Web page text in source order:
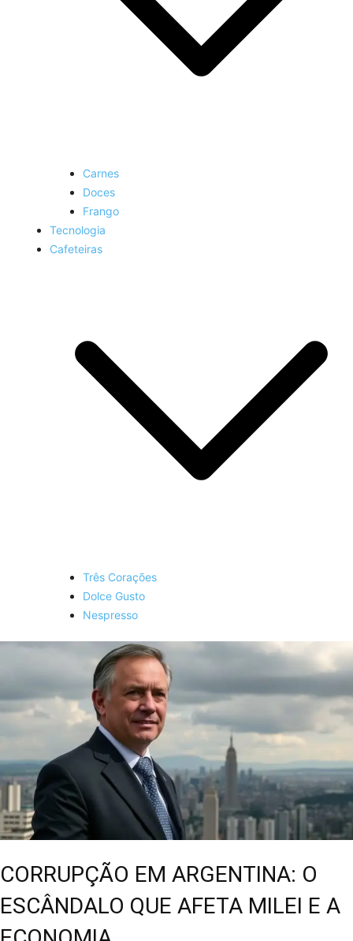
Carnes
Doces
Frango
Tecnologia
Cafeteiras
Três Corações
Dolce Gusto
Nespresso
CORRUPÇÃO EM ARGENTINA: O
ESCÂNDALO QUE AFETA MILEI E A